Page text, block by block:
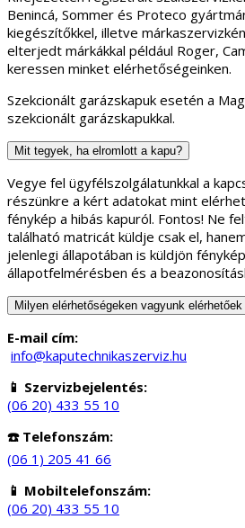
Benincá, Sommer és Proteco
kiegészítőkkel, illetve
elterjedt márkákkal például Roger,
keressen minket elérhetőségeinken.
Szekcionált garázskapuk esetén a
szekcionált garázskapukkal.
Mit tegyek, ha elromlott a kapu?
Vegye fel ügyfélszolgálatunkkal a
részünkre a kért adatokat mint
fénykép a hibás kapuról. Fontos! Ne
található matricát küldje csak el,
jelenlegi állapotában is küldjön
állapotfelmérésben és a
Milyen elérhetőségeken vagyunk
E-mail cím:
info@kaputechnikaszerviz.hu
📱 Szervizbejelentés:
(06 20) 433 55 10
☎️ Telefonszám:
(06 1) 205 41 66
📱 Mobiltelefonszám:
(06 20) 433 55 10